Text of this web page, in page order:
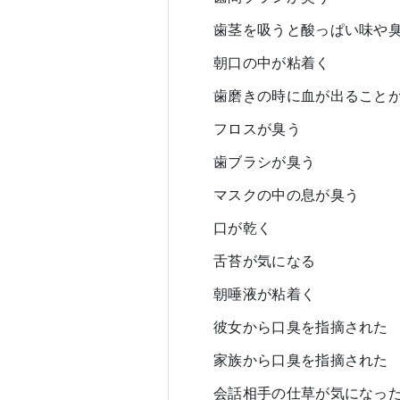
歯茎を吸うと酸っぱい味や
朝口の中が粘着く
歯磨きの時に血が出ること
フロスが臭う
歯ブラシが臭う
マスクの中の息が臭う
口が乾く
舌苔が気になる
朝唾液が粘着く
彼女から口臭を指摘された
家族から口臭を指摘された
会話相手の仕草が気になった